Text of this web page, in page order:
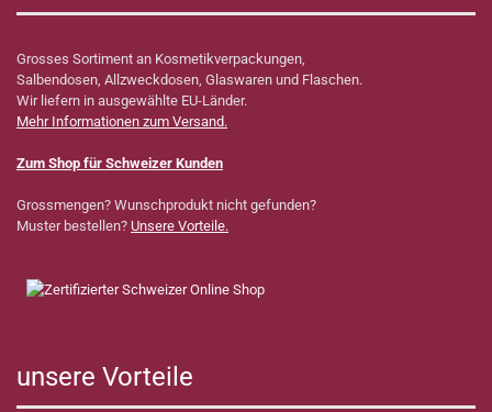
Grosses Sortiment an Kosmetikverpackungen,
Salbendosen, Allzweckdosen, Glaswaren und Flaschen.
Wir liefern in ausgewählte EU-Länder.
Mehr Informationen zum Versand.
Zum Shop für Schweizer Kunden
Grossmengen? Wunschprodukt nicht gefunden?
Muster bestellen? Unsere Vorteile.
unsere Vorteile